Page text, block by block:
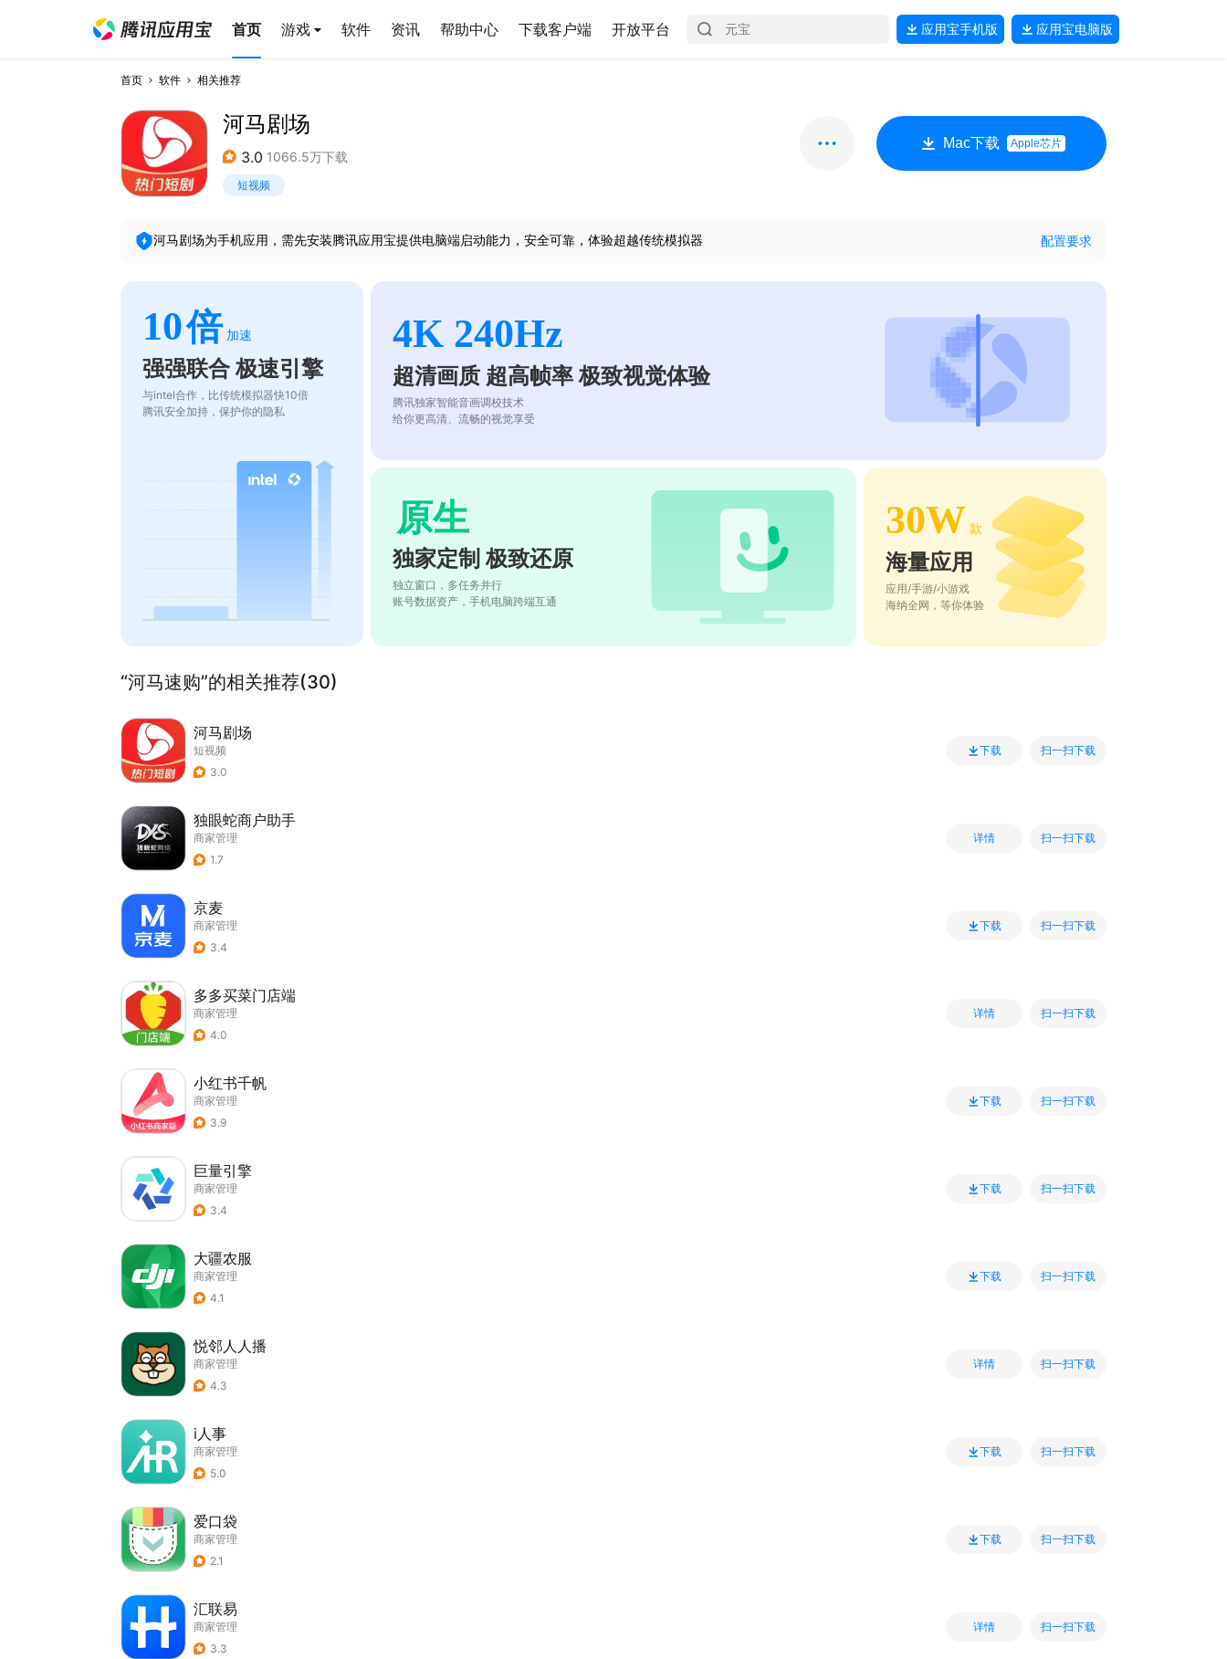
首页 游戏 软件 资讯 帮助中心 下载客户端 开放平台 应用宝手机版 应用宝电脑版
首页 软件 相关推荐
河马剧场
3.0 1066.5万下载
短视频
Mac下载 Apple芯片
河马剧场为手机应用，需先安装腾讯应用宝提供电脑端启动能力，安全可靠，体验超越传统模拟器 配置要求
10倍 加速
强强联合 极速引擎
与intel合作，比传统模拟器快10倍
腾讯安全加持，保护你的隐私
4K 240Hz
超清画质 超高帧率 极致视觉体验
腾讯独家智能音画调校技术
给你更高清、流畅的视觉享受
原生
独家定制 极致还原
独立窗口，多任务并行
账号数据资产，手机电脑跨端互通
30W 款
海量应用
应用/手游/小游戏
海纳全网，等你体验
“河马速购”的相关推荐(30)
河马剧场
短视频
3.0
下载 扫一扫下载
独眼蛇商户助手
商家管理
1.7
详情 扫一扫下载
京麦
商家管理
3.4
下载 扫一扫下载
多多买菜门店端
商家管理
4.0
详情 扫一扫下载
小红书千帆
商家管理
3.9
下载 扫一扫下载
巨量引擎
商家管理
3.4
下载 扫一扫下载
大疆农服
商家管理
4.1
下载 扫一扫下载
悦邻人人播
商家管理
4.3
详情 扫一扫下载
i人事
商家管理
5.0
下载 扫一扫下载
爱口袋
商家管理
2.1
下载 扫一扫下载
汇联易
商家管理
3.3
详情 扫一扫下载